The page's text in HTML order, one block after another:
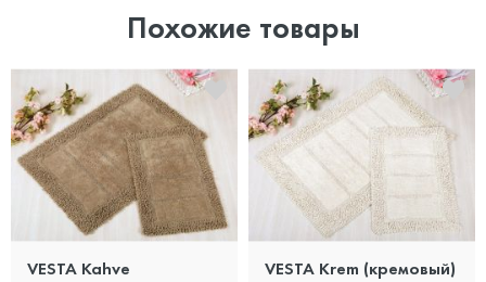
Похожие товары
VESTA Kahve
VESTA Krem (кремовый)